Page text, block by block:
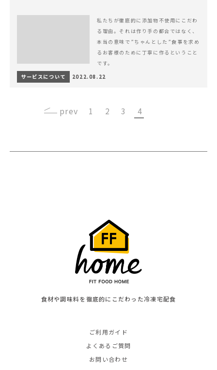
私たちが徹底的に添加物不使用にこだわ
る理由。それは作り手の都合ではなく、
本当の意味で”ちゃんとした”食事を求め
るお客様のために丁寧に作るということ
です。
サービスについて
2022.08.22
‹ 1 2 3 4
食材や調味料を徹底的にこだわった冷凍宅配食
ご利用ガイド
よくあるご質問
お問い合わせ